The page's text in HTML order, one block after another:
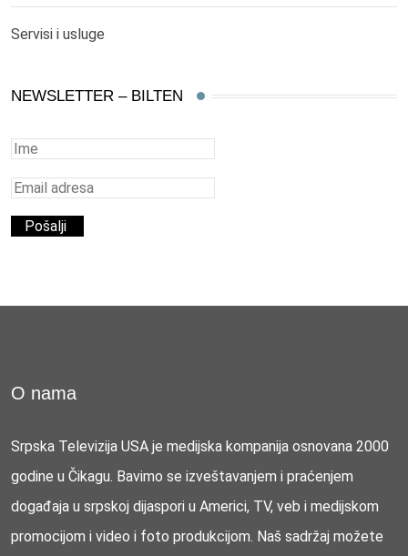
Servisi i usluge
NEWSLETTER – BILTEN
O nama
Srpska Televizija USA je medijska kompanija osnovana 2000
godine u Čikagu. Bavimo se izveštavanjem i praćenjem
događaja u srpskoj dijaspori u Americi, TV, veb i medijskom
promocijom i video i foto produkcijom. Naš sadržaj možete